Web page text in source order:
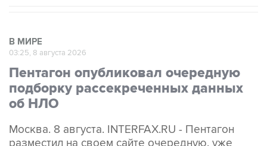
В МИРЕ
03:25, 8 августа 2026
Пентагон опубликовал очередную
подборку рассекреченных данных
об НЛО
Москва. 8 августа. INTERFAX.RU - Пентагон